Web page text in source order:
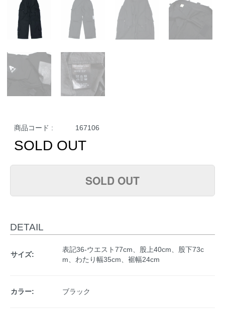
商品コード : 167106
SOLD OUT
SOLD OUT
DETAIL
サイズ:
表記36-ウエスト77cm、股上40cm、股下73c
m、わたり幅35cm、裾幅24cm
カラー: ブラック